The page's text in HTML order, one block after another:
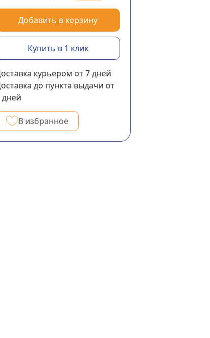
Добавить в корзину
Купить в 1 клик
курьером от 7дней
до пункта выдачи от
дней
В избранное